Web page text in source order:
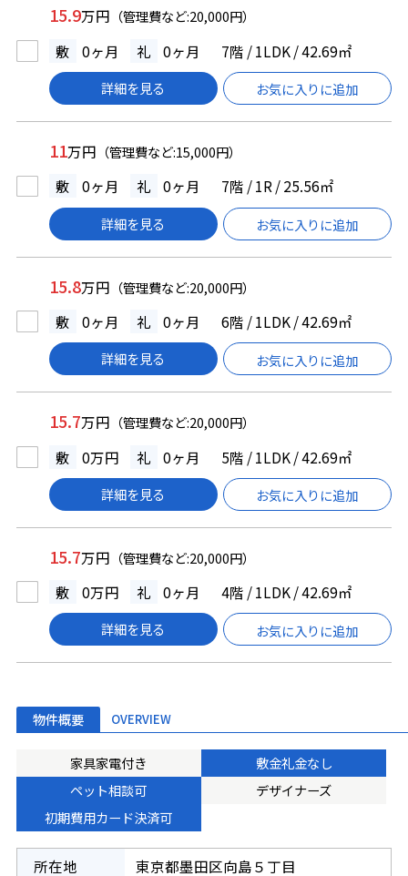
15.9万円 （管理費など:20,000円）
敷 0ヶ月 礼 0ヶ月 7階 / 1LDK / 42.69㎡
詳細を見る お気に入りに追加
11万円 （管理費など:15,000円）
敷 0ヶ月 礼 0ヶ月 7階 / 1R / 25.56㎡
詳細を見る お気に入りに追加
15.8万円 （管理費など:20,000円）
敷 0ヶ月 礼 0ヶ月 6階 / 1LDK / 42.69㎡
詳細を見る お気に入りに追加
15.7万円 （管理費など:20,000円）
敷 0万円 礼 0ヶ月 5階 / 1LDK / 42.69㎡
詳細を見る お気に入りに追加
15.7万円 （管理費など:20,000円）
敷 0万円 礼 0ヶ月 4階 / 1LDK / 42.69㎡
詳細を見る お気に入りに追加
物件概要 OVERVIEW
家具家電付き
敷金礼金なし
ペット相談可
デザイナーズ
初期費用カード決済可
所在地 東京都墨田区向島５丁目